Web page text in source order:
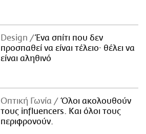
Design
Ένα σπίτι που δεν
προσπαθεί να είναι τέλειο· θέλει να
είναι αληθινό
Οπτική Γωνία
Όλοι ακολουθούν
τους influencers. Και όλοι τους
περιφρονούν.